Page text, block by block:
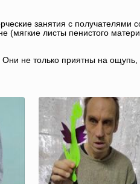
занятия с получателями
листы пенистого
не только приятны на